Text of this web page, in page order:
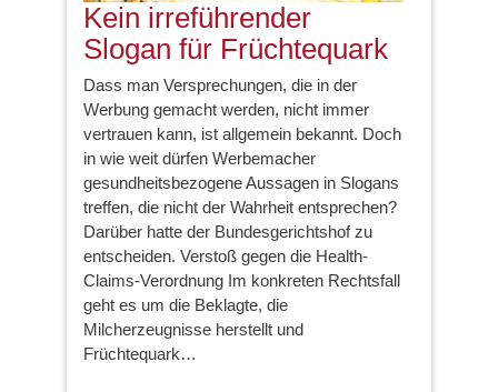
Kein irreführender
Slogan für Früchtequark
Dass man Versprechungen, die in der
Werbung gemacht werden, nicht immer
vertrauen kann, ist allgemein bekannt. Doch
in wie weit dürfen Werbemacher
gesundheitsbezogene Aussagen in Slogans
treffen, die nicht der Wahrheit entsprechen?
Darüber hatte der Bundesgerichtshof zu
entscheiden. Verstoß gegen die Health-
Claims-Verordnung Im konkreten Rechtsfall
geht es um die Beklagte, die
Milcherzeugnisse herstellt und
Früchtequark…